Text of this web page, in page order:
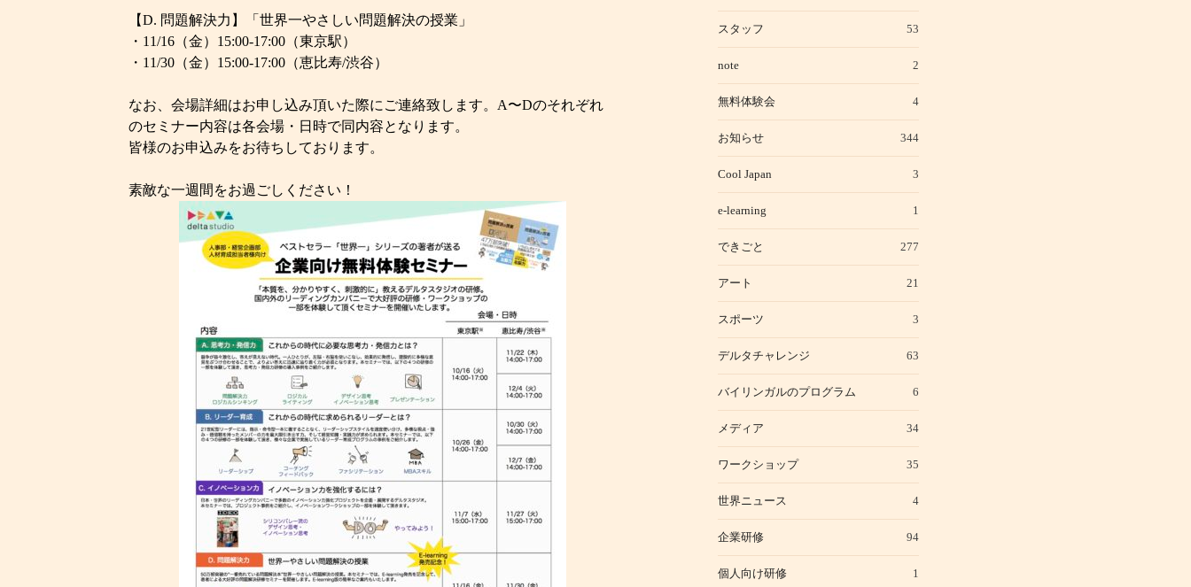
【D. 問題解決力】「世界一やさしい問題解決の授業」
・11/16（金）15:00-17:00（東京駅）
・11/30（金）15:00-17:00（恵比寿/渋谷）
なお、会場詳細はお申し込み頂いた際にご連絡致します。A〜Dのそれぞれ
のセミナー内容は各会場・日時で同内容となります。
皆様のお申込みをお待ちしております。
素敵な一週間をお過ごしください！
スタッフ 53
note 2
無料体験会 4
お知らせ 344
Cool Japan 3
e-learning 1
できごと 277
アート 21
スポーツ 3
デルタチャレンジ 63
バイリンガルのプログラム 6
メディア 34
ワークショップ 35
世界ニュース 4
企業研修 94
個人向け研修 1